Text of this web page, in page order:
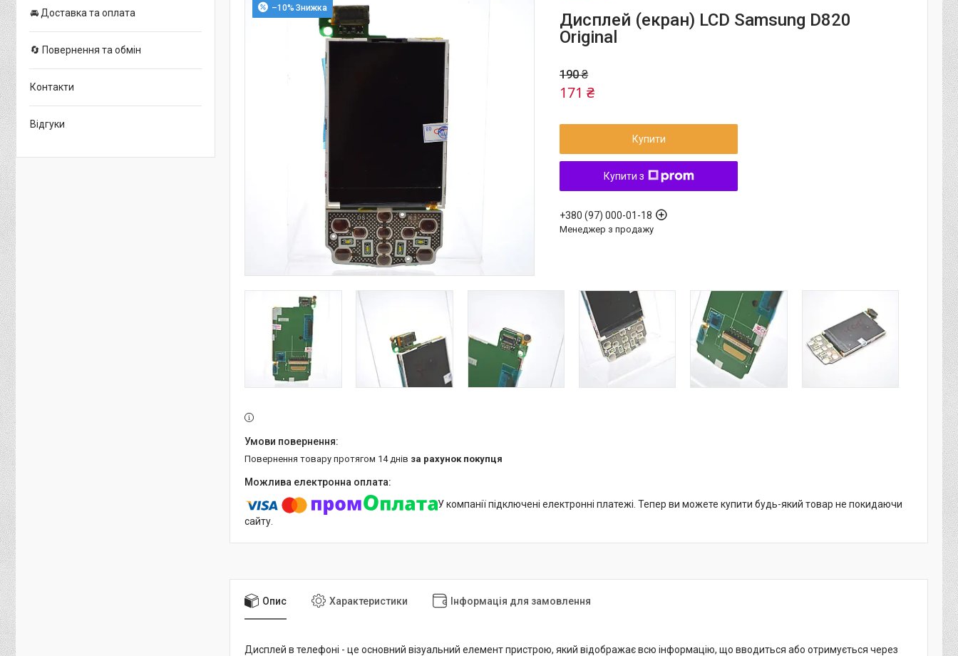
–10%
Дисплей (екран) LCD Samsung D820
Original
190 ₴
171 ₴
Купити
Купити з
+380 (97) 000-01-18
Менеджер з продажу
повернення товару протягом 14 днів за рахунок покупця
У компанії підключені електронні платежі. Тепер ви можете купити будь-який товар не покидаючи
сайту.
Опис Характеристики Інформація для замовлення
Дисплей в телефоні - це основний візуальний елемент пристрою, який відображає всю інформацію, що вводиться або отримується через
🚘 Доставка та оплата
🔄 Повернення та обмін
Контакти
Відгуки